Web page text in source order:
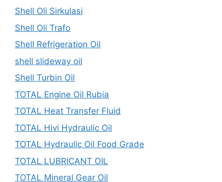
Shell Oli Sirkulasi
Shell Oli Trafo
Shell Refrigeration Oil
shell slideway oil
Shell Turbin Oil
TOTAL Engine Oil Rubia
TOTAL Heat Transfer Fluid
TOTAL Hivi Hydraulic Oil
TOTAL Hydraulic Oil Food Grade
TOTAL LUBRICANT OIL
TOTAL Mineral Gear Oil